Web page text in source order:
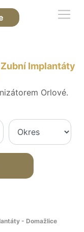
Implantáty
Orlové.
- Domažlice